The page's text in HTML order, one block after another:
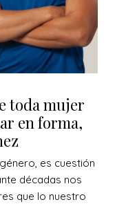
toda mujer
en forma,
es cuestión
décadas nos
que lo nuestro